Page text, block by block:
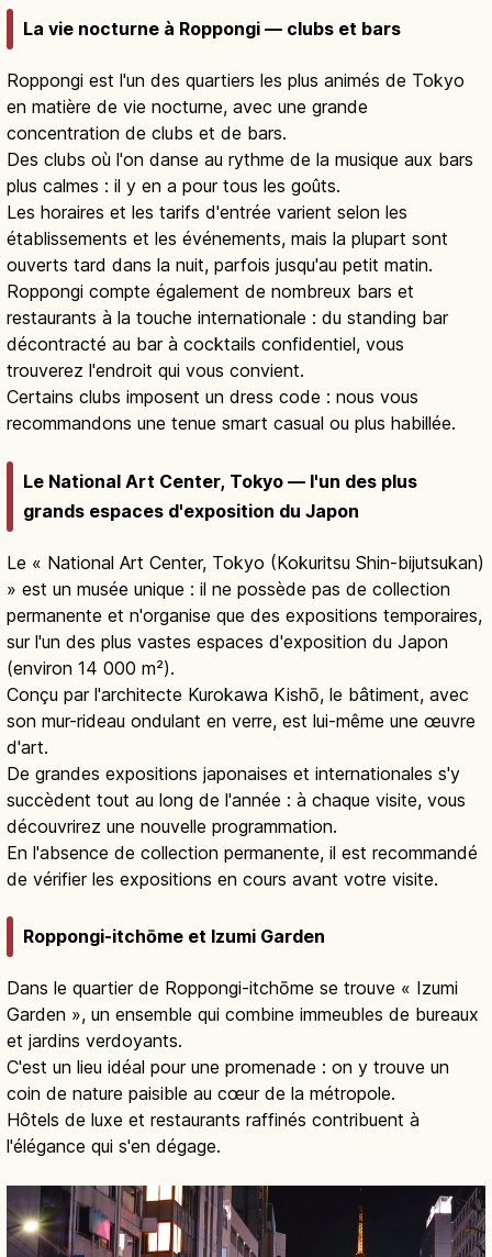
La vie nocturne à Roppongi — clubs et bars
Roppongi est l'un des quartiers les plus animés de Tokyo
en matière de vie nocturne, avec une grande
concentration de clubs et de bars.
Des clubs où l'on danse au rythme de la musique aux bars
plus calmes : il y en a pour tous les goûts.
Les horaires et les tarifs d'entrée varient selon les
établissements et les événements, mais la plupart sont
ouverts tard dans la nuit, parfois jusqu'au petit matin.
Roppongi compte également de nombreux bars et
restaurants à la touche internationale : du standing bar
décontracté au bar à cocktails confidentiel, vous
trouverez l'endroit qui vous convient.
Certains clubs imposent un dress code : nous vous
recommandons une tenue smart casual ou plus habillée.
Le National Art Center, Tokyo — l'un des plus
grands espaces d'exposition du Japon
Le « National Art Center, Tokyo (Kokuritsu Shin-bijutsukan)
» est un musée unique : il ne possède pas de collection
permanente et n'organise que des expositions temporaires,
sur l'un des plus vastes espaces d'exposition du Japon
(environ 14 000 m²).
Conçu par l'architecte Kurokawa Kishō, le bâtiment, avec
son mur-rideau ondulant en verre, est lui-même une œuvre
d'art.
De grandes expositions japonaises et internationales s'y
succèdent tout au long de l'année : à chaque visite, vous
découvrirez une nouvelle programmation.
En l'absence de collection permanente, il est recommandé
de vérifier les expositions en cours avant votre visite.
Roppongi-itchōme et Izumi Garden
Dans le quartier de Roppongi-itchōme se trouve « Izumi
Garden », un ensemble qui combine immeubles de bureaux
et jardins verdoyants.
C'est un lieu idéal pour une promenade : on y trouve un
coin de nature paisible au cœur de la métropole.
Hôtels de luxe et restaurants raffinés contribuent à
l'élégance qui s'en dégage.